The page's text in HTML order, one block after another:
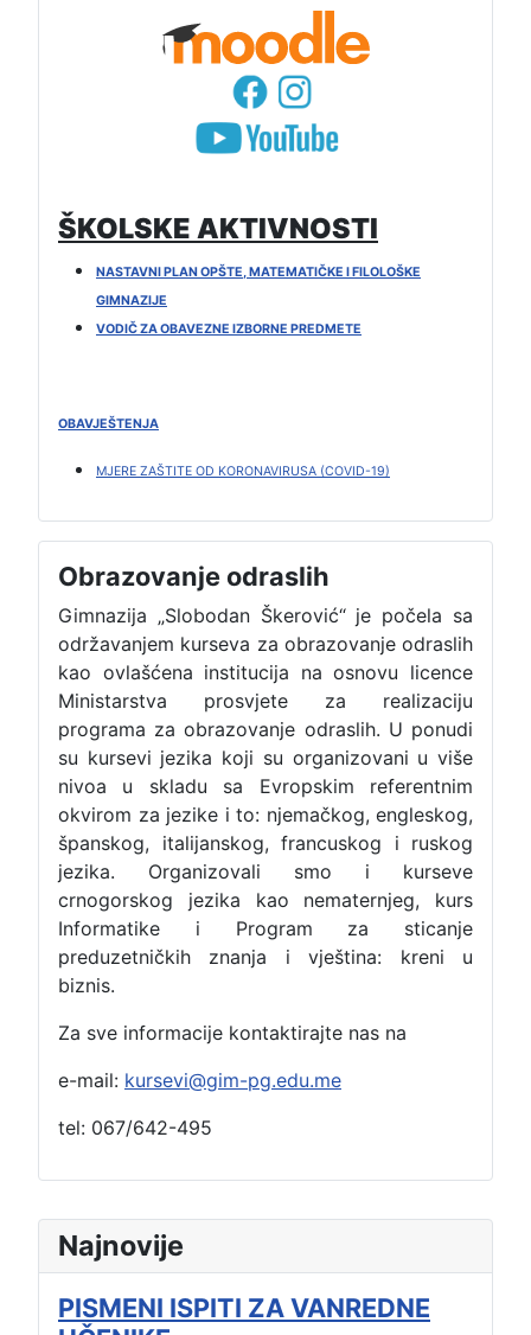
Najnovije
PISMENI ISPITI ZA VANREDNE
ŠKOLSKE AKTIVNOSTI
NASTAVNI PLAN OPŠTE, MATEMATIČKE I FILOLOŠKE
GIMNAZIJE
VODIČ ZA OBAVEZNE IZBORNE PREDMETE
OBAVJEŠTENJA
MJERE ZAŠTITE OD KORONAVIRUSA (COVID-19)
Obrazovanje odraslih
Gimnazija „Slobodan Škerović“ je počela sa
održavanjem kurseva za obrazovanje odraslih
kao ovlašćena institucija na osnovu licence
Ministarstva prosvjete za realizaciju
programa za obrazovanje odraslih. U ponudi
su kursevi jezika koji su organizovani u više
nivoa u skladu sa Evropskim referentnim
okvirom za jezike i to: njemačkog, engleskog,
španskog, italijanskog, francuskog i ruskog
jezika. Organizovali smo i kurseve
crnogorskog jezika kao nematernjeg, kurs
Informatike i Program za sticanje
preduzetničkih znanja i vještina: kreni u
biznis.
Za sve informacije kontaktirajte nas na
e-mail: kursevi@gim-pg.edu.me
tel: 067/642-495